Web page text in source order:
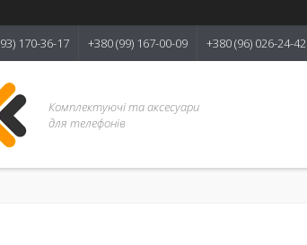
170-36-17 +380 (99) 167-00-09 +380 (96) 026-24-42
Комплектуючі та аксесуари
для телефонів